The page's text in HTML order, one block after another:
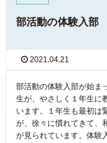
部活動の体験入部
2021.04.21
部活動の体験入部が始ま
生が、やさしく１年生に
います。１年生も最初は
が、徐々に慣れてきて、
が見られています。体験